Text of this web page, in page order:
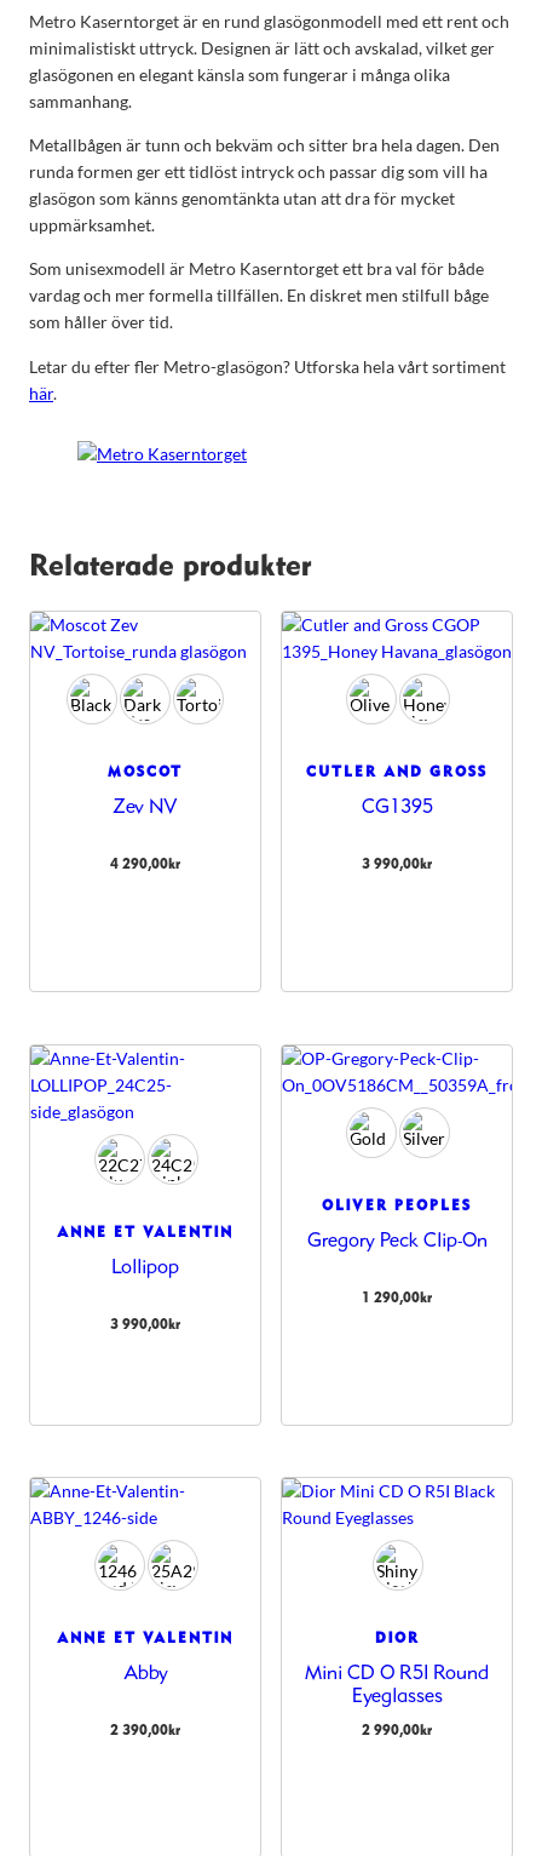
Metro Kaserntorget är en rund glasögonmodell med ett rent och
minimalistiskt uttryck. Designen är lätt och avskalad, vilket ger
glasögonen en elegant känsla som fungerar i många olika
sammanhang.
Metallbågen är tunn och bekväm och sitter bra hela dagen. Den
runda formen ger ett tidlöst intryck och passar dig som vill ha
glasögon som känns genomtänkta utan att dra för mycket
uppmärksamhet.
Som unisexmodell är Metro Kaserntorget ett bra val för både
vardag och mer formella tillfällen. En diskret men stilfull båge
som håller över tid.
Letar du efter fler Metro-glasögon? Utforska hela vårt sortiment
här.
Relaterade produkter
MOSCOT
Zev NV
4 290,00kr
CUTLER AND GROSS
CG1395
3 990,00kr
ANNE ET VALENTIN
Lollipop
3 990,00kr
OLIVER PEOPLES
Gregory Peck Clip-On
1 290,00kr
ANNE ET VALENTIN
Abby
2 390,00kr
DIOR
Mini CD O R5I Round
Eyeglasses
2 990,00kr